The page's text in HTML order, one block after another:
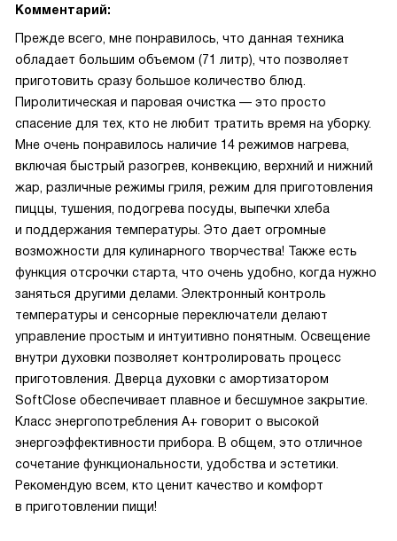
Комментарий:
Прежде всего, мне понравилось, что данная техника
обладает большим объемом (71 литр), что позволяет
приготовить сразу большое количество блюд.
Пиролитическая и паровая очистка — это просто
спасение для тех, кто не любит тратить время на уборку.
Мне очень понравилось наличие 14 режимов нагрева,
включая быстрый разогрев, конвекцию, верхний и нижний
жар, различные режимы гриля, режим для приготовления
пиццы, тушения, подогрева посуды, выпечки хлеба
и поддержания температуры. Это дает огромные
возможности для кулинарного творчества! Также есть
функция отсрочки старта, что очень удобно, когда нужно
заняться другими делами. Электронный контроль
температуры и сенсорные переключатели делают
управление простым и интуитивно понятным. Освещение
внутри духовки позволяет контролировать процесс
приготовления. Дверца духовки с амортизатором
SoftClose обеспечивает плавное и бесшумное закрытие.
Класс энергопотребления A+ говорит о высокой
энергоэффективности прибора. В общем, это отличное
сочетание функциональности, удобства и эстетики.
Рекомендую всем, кто ценит качество и комфорт
в приготовлении пищи!